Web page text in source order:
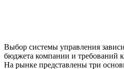
Выбор системы управления
бюджета компании и требований
На рынке представлены три